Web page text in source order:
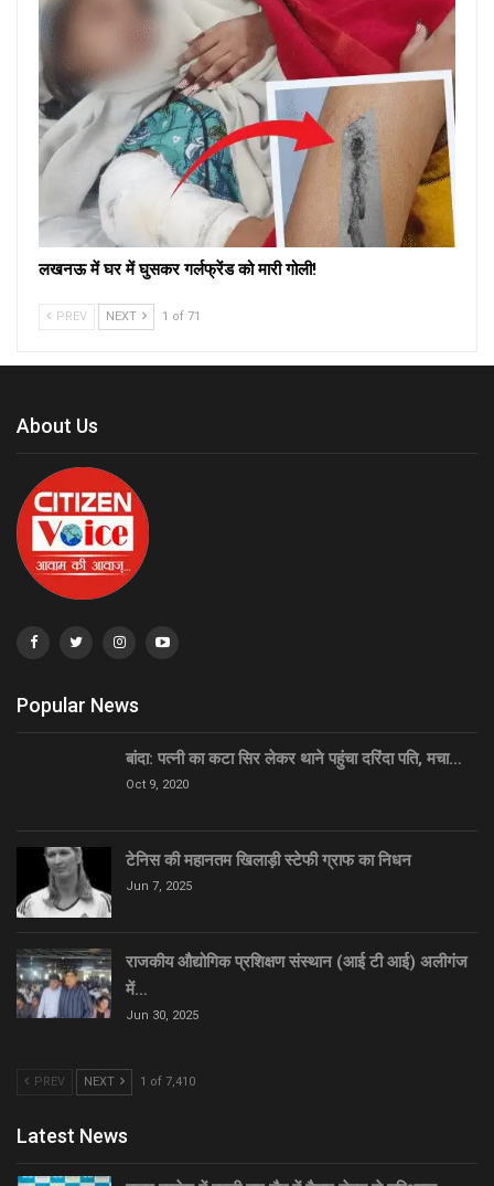
लखनऊ में घर में घुसकर गर्लफ्रेंड को मारी गोली!
PREV NEXT 1 of 71
About Us
Popular News
बांदा: पत्नी का कटा सिर लेकर थाने पहुंचा दरिंदा पति, मचा…
Oct 9, 2020
टेनिस की महानतम खिलाड़ी स्टेफी ग्राफ का निधन
Jun 7, 2025
राजकीय औद्योगिक प्रशिक्षण संस्थान (आई टी आई) अलीगंज
में…
Jun 30, 2025
PREV NEXT 1 of 7,410
Latest News